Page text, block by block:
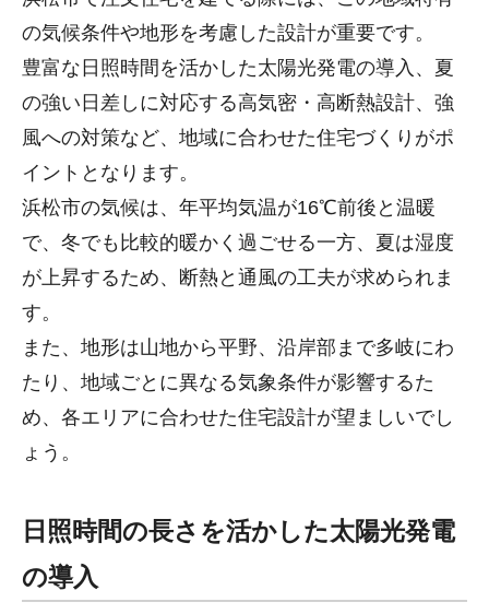
の気候条件や地形を考慮した設計が重要です。
豊富な日照時間を活かした太陽光発電の導入、夏
の強い日差しに対応する高気密・高断熱設計、強
風への対策など、地域に合わせた住宅づくりがポ
イントとなります。
浜松市の気候は、年平均気温が16℃前後と温暖
で、冬でも比較的暖かく過ごせる一方、夏は湿度
が上昇するため、断熱と通風の工夫が求められま
す。
また、地形は山地から平野、沿岸部まで多岐にわ
たり、地域ごとに異なる気象条件が影響するた
め、各エリアに合わせた住宅設計が望ましいでし
ょう。
日照時間の長さを活かした太陽光発電
の導入